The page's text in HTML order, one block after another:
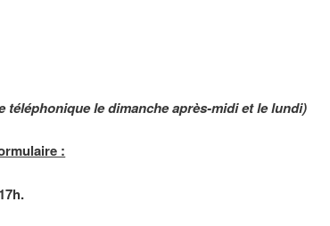
téléphonique le dimanche après-midi et le lundi)
: